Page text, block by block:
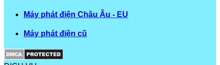
Máy phát điện Châu Âu - EU
Máy phát điện cũ